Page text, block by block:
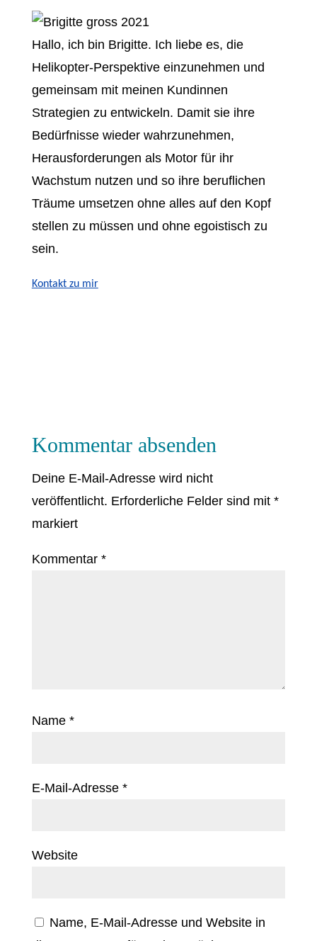
Hallo, ich bin Brigitte. Ich liebe es, die
Helikopter-Perspektive einzunehmen und
gemeinsam mit meinen Kundinnen
Strategien zu entwickeln. Damit sie ihre
Bedürfnisse wieder wahrzunehmen,
Herausforderungen als Motor für ihr
Wachstum nutzen und so ihre beruflichen
Träume umsetzen ohne alles auf den Kopf
stellen zu müssen und ohne egoistisch zu
sein.
Kontakt zu mir
Kommentar absenden
Deine E-Mail-Adresse wird nicht
veröffentlicht. Erforderliche Felder sind mit *
markiert
Kommentar *
Name *
E-Mail-Adresse *
Website
Name, E-Mail-Adresse und Website in